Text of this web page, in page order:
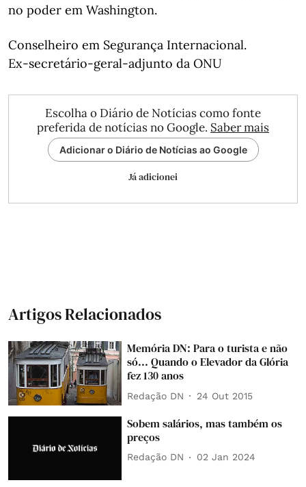
no poder em Washington.
Conselheiro em Segurança Internacional.
Ex-secretário-geral-adjunto da ONU
Escolha o Diário de Notícias como fonte
preferida de notícias no Google. Saber mais
Adicionar o Diário de Notícias ao Google
Já adicionei
Artigos Relacionados
Memória DN: Para o turista e não
só... Quando o Elevador da Glória
fez 130 anos
Redação DN 24 Out 2015
Sobem salários, mas também os
preços
Redação DN 02 Jan 2024